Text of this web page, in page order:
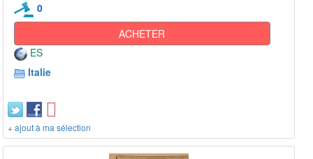
0
ACHETER
ES
Italie
+ ajout à ma sélection